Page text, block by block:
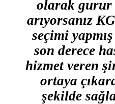
olarak gurur
arıyorsanız
seçimi
son derece
hizmet veren
ortaya
şekilde